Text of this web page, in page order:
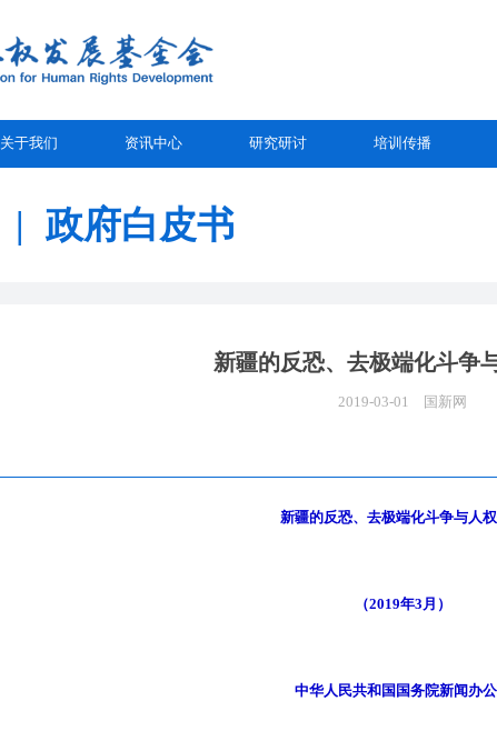
关于我们 资讯中心 研究研讨 培训传播
| 政府白皮书
新疆的反恐、去极端化斗争
2019-03-01 国新网
新疆的反恐、去极端化斗争与人
（2019年3月）
中华人民共和国国务院新闻办